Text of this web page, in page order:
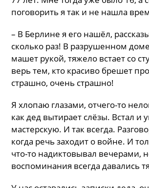
поговорить я так и не нашла
– В Берлине я его нашёл,
сколько раз! В разрушенном
машет рукой, тяжело встает со
верь тем, кто красиво брешет
страшно, очень страшно!
Я хлопаю глазами, отчего-то
как дед вытирает слёзы. Встал и
мастерскую. И так всегда.
когда речь заходит о войне. И
что-то надиктовывал вечерами,
воспоминания всегда давались